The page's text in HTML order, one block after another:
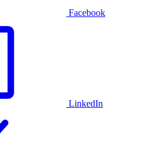
Facebook
LinkedIn